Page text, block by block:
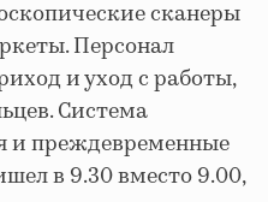
сканеры
Персонал
и уход с работы,
Система
и преждевременные
в 9.30 вместо 9.00,